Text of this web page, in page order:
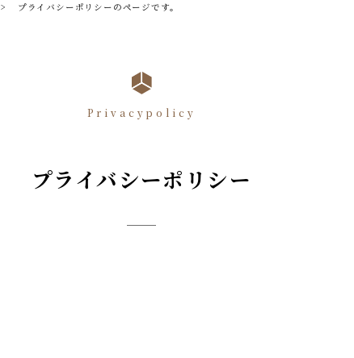
> プライバシーポリシーのページです。
Privacypolicy
プライバシーポリシー